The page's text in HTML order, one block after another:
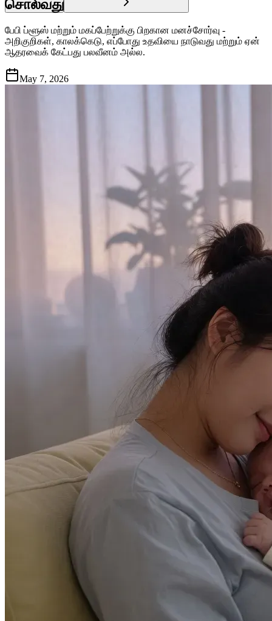
சொல்வது
பேபி ப்ளூஸ் மற்றும் மகப்பேற்றுக்கு பிறகான மனச்சோர்வு -
அறிகுறிகள், காலக்கெடு, எப்போது உதவியை நாடுவது மற்றும் ஏன்
ஆதரவைக் கேட்பது பலவீனம் அல்ல.
May 7, 2026